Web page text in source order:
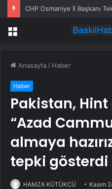
Menü
Anasayfa / Haber
Haber
Pakistan,
“Azad
almaya
tepki gösterdi
HAMZA KÜTÜKCÜ Kasım